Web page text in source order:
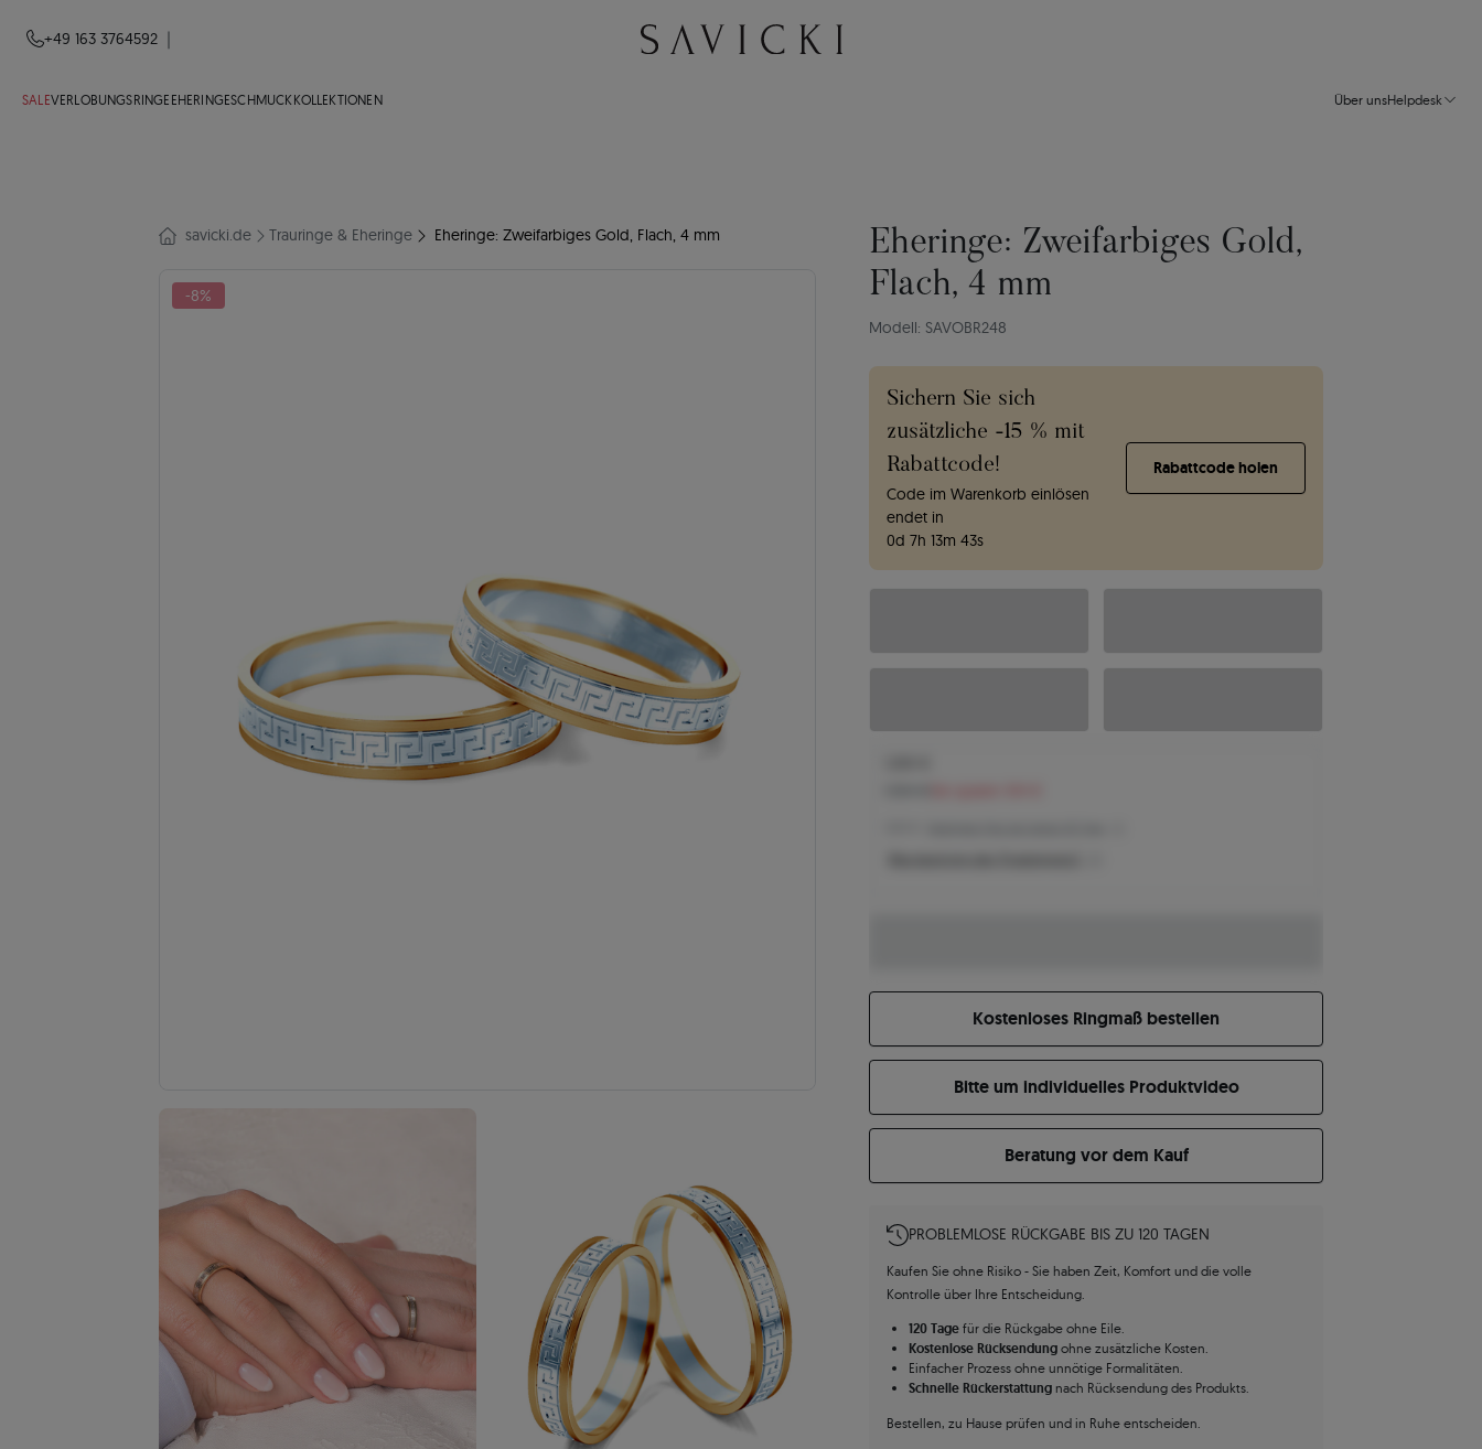
+49 163 3764592
SALEVERLOBUNGSRINGE EHERINGESCHMUCKKOLLEKTIONEN Über unsHelpdesk
savicki.de Trauringe & Eheringe Eheringe: Zweifarbiges Gold, Flach, 4 mm
-8%
Eheringe: Zweifarbiges Gold,
Flach, 4 mm
Modell: SAVOBR248
Sichern Sie sich
zusätzliche -15 % mit
Rabattcode!
Code im Warenkorb einlösen
endet in
0d 7h 13m 42s
Rabattcode holen
Kostenloses Ringmaß bestellen
Bitte um individuelles Produktvideo
Beratung vor dem Kauf
PROBLEMLOSE RÜCKGABE BIS ZU 120 TAGEN
Kaufen Sie ohne Risiko - Sie haben Zeit, Komfort und die volle
Kontrolle über Ihre Entscheidung.
120 Tage für die Rückgabe ohne Eile.
Kostenlose Rücksendung ohne zusätzliche Kosten.
Einfacher Prozess ohne unnötige Formalitäten.
Schnelle Rückerstattung nach Rücksendung des Produkts.
Bestellen, zu Hause prüfen und in Ruhe entscheiden.